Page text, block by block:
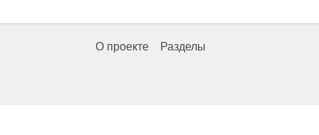
О проекте Разделы